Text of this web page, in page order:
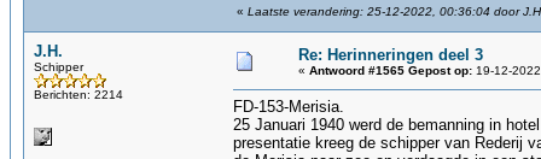
« Laatste verandering: 25-12-2022, 00:36:04 door
J.H.
Schipper
Berichten: 2214
Re: Herinneringen deel 3
« Antwoord #1565 Gepost op: 19-12-
FD-153-Merisia.
25 Januari 1940 werd de bemanning in
presentatie kreeg de schipper van Rederij